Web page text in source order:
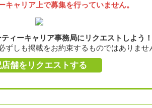
キャリア上で募集を行っていません。
ィーキャリア事務局にリクエストしよう！
ずしも掲載をお約束するものではありませ
舗をリクエストする